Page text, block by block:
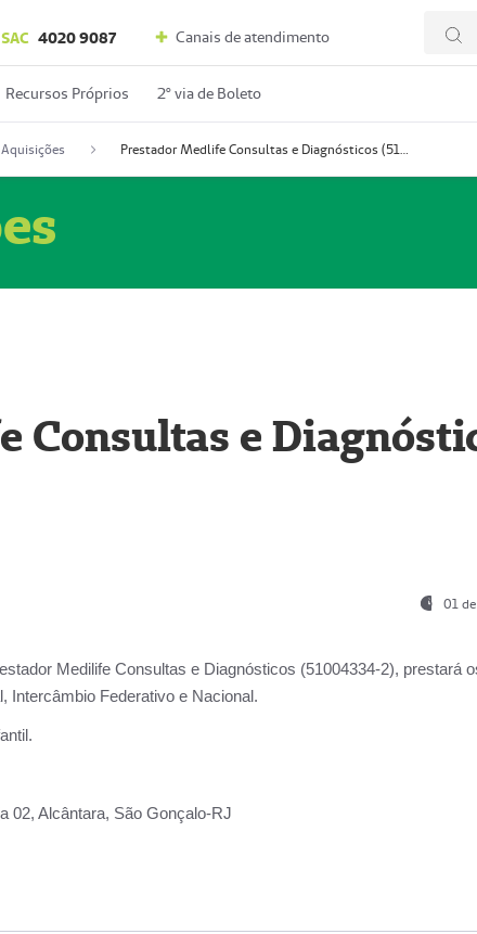
SAC 4020 9087 Canais de atendimento
Recursos Próprios 2º via de Boleto
Prestador Medlife Consultas e Diagnósticos (51004334-2)
Consultas e
01
Medilife Consultas e Diagnósticos (51004334-2), prestará
Intercâmbio Federativo e Nacional.
02, Alcântara, São Gonçalo-RJ